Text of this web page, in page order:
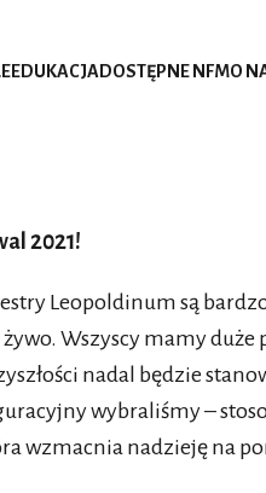
EDUKACJA DOSTĘPNE NFMO
2021!
Leopoldinum są
żywo. Wszyscy mamy
nadal będzie
wybraliśmy –
wzmacnia nadzieję na